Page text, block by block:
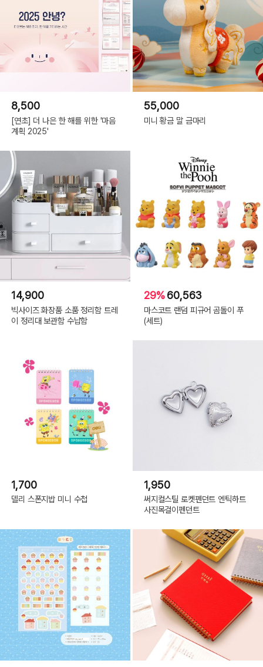
8,500
[연초] 더 나은 한 해를 위한 '마음
계획 2025'
55,000
미니 황금 말 금마리
14,900
빅사이즈 화장품 소품 정리함 트레
이 정리대 보관함 수납함
29%60,563
마스코트 랜덤 피규어 곰돌이 푸
(세트)
1,700
델리 스폰지밥 미니 수첩
1,950
써지컬스틸 로켓펜던트 엔틱하트
사진목걸이펜던트